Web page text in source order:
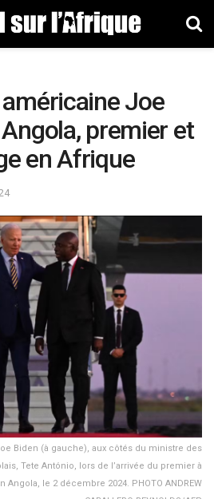
Joe
premier et
en Afrique
Biden (à gauche), aux côtés du ministre des
Tete António, lors de l’arrivée du premier à
Angola, le 2 décembre 2024. PHOTO ANDREW